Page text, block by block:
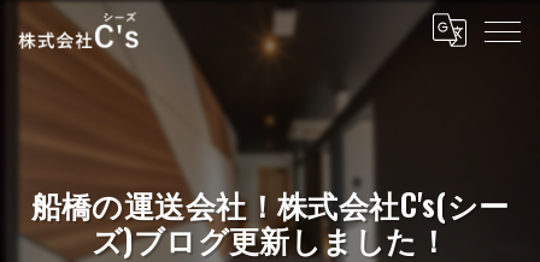
船橋の運送会社！株式会社C's(シー
ズ)ブログ更新しました！